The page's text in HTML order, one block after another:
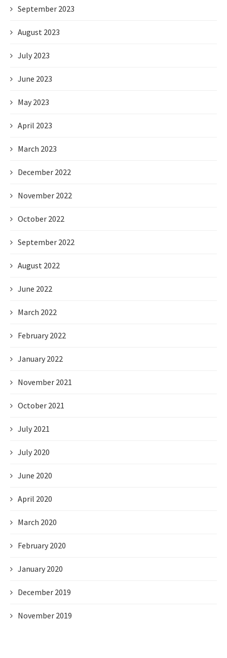
September 2023
August 2023
July 2023
June 2023
May 2023
April 2023
March 2023
December 2022
November 2022
October 2022
September 2022
August 2022
June 2022
March 2022
February 2022
January 2022
November 2021
October 2021
July 2021
July 2020
June 2020
April 2020
March 2020
February 2020
January 2020
December 2019
November 2019